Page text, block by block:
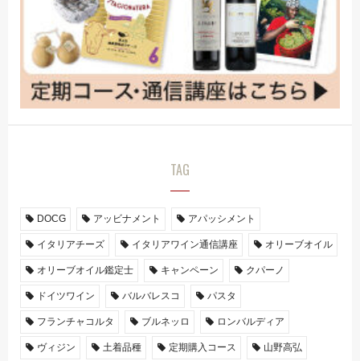
TAG
DOCG アッビナメント アパッシメント
イタリアチーズ イタリアワイン通信講座 オリーブオイル
オリーブオイル鑑定士 キャンペーン クパーノ
ドイツワイン バルバレスコ パスタ
フランチャコルタ ブルネッロ ロンバルディア
ヴィジン 土着品種 定期購入コース 山野高弘